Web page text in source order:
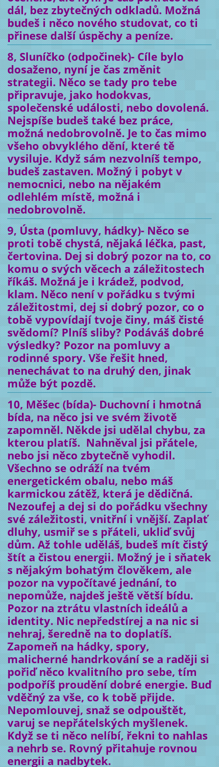
dál, bez zbytečných odkladů. Možná
budeš i něco nového studovat, co ti
přinese další úspěchy a peníze.
8, Sluníčko (odpočinek)- Cíle bylo
dosaženo, nyní je čas změnit
strategii. Něco se tady pro tebe
připravuje, jako hodokvas,
společenské události, nebo dovolená.
Nejspíše budeš také bez práce,
možná nedobrovolně. Je to čas mimo
všeho obvyklého dění, které tě
vysiluje. Když sám nezvolníš tempo,
budeš zastaven. Možný i pobyt v
nemocnici, nebo na nějakém
odlehlém místě, možná i
nedobrovolně.
9, Ústa (pomluvy, hádky)- Něco se
proti tobě chystá, nějaká léčka, past,
čertovina. Dej si dobrý pozor na to, co
komu o svých věcech a záležitostech
říkáš. Možná je i krádež, podvod,
klam. Něco není v pořádku s tvými
záležitostmi, dej si dobrý pozor, co o
tobě vypovídají tvoje činy, máš čisté
svědomí? Plníš sliby? Podáváš dobré
výsledky? Pozor na pomluvy a
rodinné spory. Vše řešit hned,
nenechávat to na druhý den, jinak
může být pozdě.
10, Měšec (bída)- Duchovní i hmotná
bída, na něco jsi ve svém životě
zapomněl. Někde jsi udělal chybu, za
kterou platíš. Nahněval jsi přátele,
nebo jsi něco zbytečně vyhodil.
Všechno se odráží na tvém
energetickém obalu, nebo máš
karmickou zátěž, která je dědičná.
Nezoufej a dej si do pořádku všechny
své záležitosti, vnitřní i vnější. Zaplať
dluhy, usmiř se s přáteli, ukliď svůj
dům. Až tohle uděláš, budeš mít čistý
štít a čistou energii. Možný je i sňatek
s nějakým bohatým člověkem, ale
pozor na vypočítavé jednání, to
nepomůže, najdeš ještě větší bídu.
Pozor na ztrátu vlastních ideálů a
identity. Nic nepředstírej a na nic si
nehraj, šeredně na to doplatíš.
Zapomeň na hádky, spory,
malicherné handrkování se a raději si
pořiď něco kvalitního pro sebe, tím
podpoříš proudění dobré energie. Buď
vděčný za vše, co k tobě přijde.
Nepomlouvej, snaž se odpouštět,
varuj se nepřátelských myšlenek.
Když se ti něco nelíbí, řekni to nahlas
a nehrb se. Rovný přitahuje rovnou
energii a nadbytek.